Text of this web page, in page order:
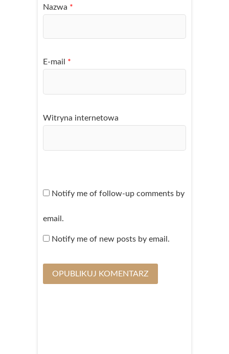
Nazwa *
E-mail *
Witryna internetowa
Notify me of follow-up comments by
email.
Notify me of new posts by email.